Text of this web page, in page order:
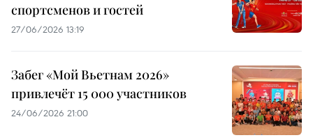
спортсменов и гостей
27/06/2026 13:19
Забег «Мой Вьетнам 2026»
привлечёт 15 000 участников
24/06/2026 21:00